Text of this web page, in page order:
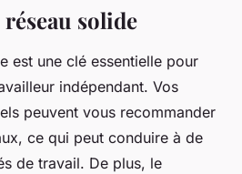
solide
est une clé essentielle pour
indépendant. Vos
peuvent vous recommander
ce qui peut conduire à de
de travail. De plus, le